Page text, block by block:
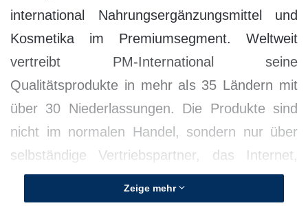
international Nahrungsergänzungsmittel und
Kosmetika im Premiumsegment. Weltweit
vertreibt PM-International seine
Qualitätsprodukte in mehr als 35 Ländern mit
über 30 Niederlassungen. Die Produkte sind
nicht im normalen Handel, sondern nur über
selbständige Vertriebspartner, das Internet,
oder in eigenen Direktverkaufszentren
erhältlich.
Zeige mehr